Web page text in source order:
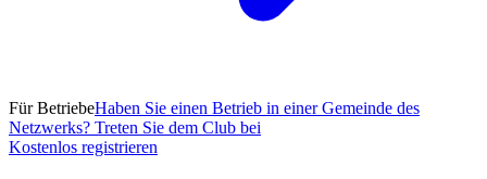
Für BetriebeHaben Sie einen Betrieb in einer Gemeinde des
Netzwerks? Treten Sie dem Club bei
Kostenlos registrieren